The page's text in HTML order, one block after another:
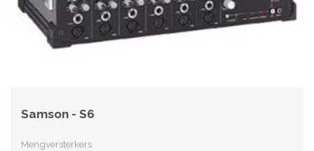
Samson - S6
Mengversterkers